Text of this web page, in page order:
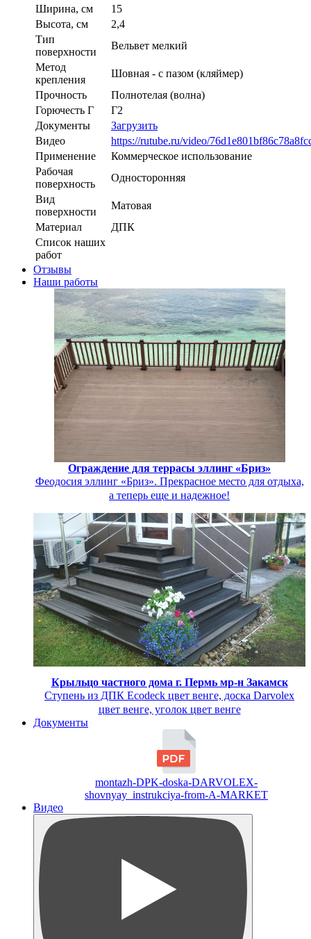
Ширина, см
15
Высота, см
2,4
Тип
поверхности
Вельвет мелкий
Метод
крепления
Шовная - с пазом (кляймер)
Прочность
Полнотелая (волна)
Горючесть Г
Г2
Документы
Загрузить
Видео
https://rutube.ru/video/
Применение
Коммерческое использование
Рабочая
поверхность
Односторонняя
Вид
поверхности
Матовая
Материал
ДПК
Список наших
работ
Отзывы
Наши работы
Ограждение для террасы эллинг «Бриз»
Феодосия эллинг «Бриз». Прекрасное место для отдыха,
а теперь еще и надежное!
Крыльцо частного дома г. Пермь мр-н Закамск
Ступень из ДПК Ecodeck цвет венге, доска Darvolex
цвет венге, уголок цвет венге
Документы
montazh-DPK-doska-DARVOLEX-
shovnyay_instrukciya-from-A-MARKET
Видео